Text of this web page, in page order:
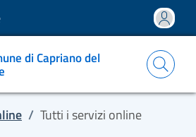
di Capriano del
/ Tutti i servizi online